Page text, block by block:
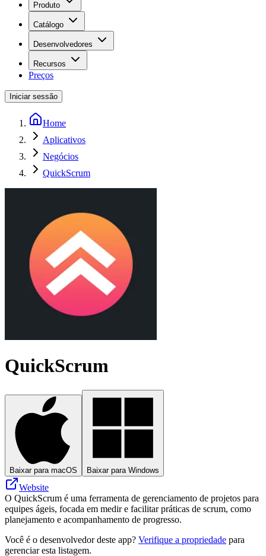
Produto
Catálogo
Desenvolvedores
Recursos
Preços
Iniciar sessão
Home
Aplicativos
Negócios
QuickScrum
QuickScrum
Baixar para macOS Baixar para Windows
Website
O QuickScrum é uma ferramenta de gerenciamento de projetos para
equipes ágeis, focada em medir e facilitar práticas de scrum, como
planejamento e acompanhamento de progresso.
Você é o desenvolvedor deste app? Verifique a propriedade para
gerenciar esta listagem.